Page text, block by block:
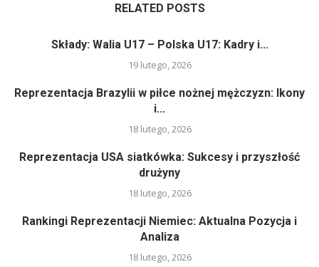
RELATED POSTS
Składy: Walia U17 – Polska U17: Kadry i...
19 lutego, 2026
Reprezentacja Brazylii w piłce nożnej mężczyzn: Ikony
i...
18 lutego, 2026
Reprezentacja USA siatkówka: Sukcesy i przyszłość
drużyny
18 lutego, 2026
Rankingi Reprezentacji Niemiec: Aktualna Pozycja i
Analiza
18 lutego, 2026